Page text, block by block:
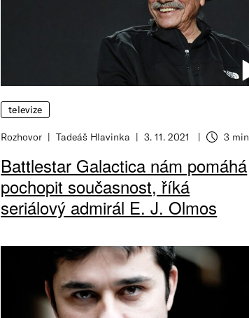
televize
Rozhovor Tadeáš Hlavinka 3. 11. 2021 3 min
Battlestar Galactica nám pomáhá
pochopit současnost, říká
seriálový admirál E. J. Olmos